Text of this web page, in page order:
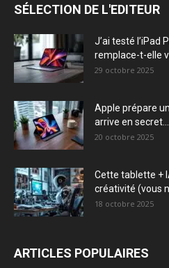
SÉLECTION DE L'EDITEUR
J’ai testé l’iPad
remplace-t-elle
29 octobre 2025
Apple prépare
arrive en secret...
20 octobre 2025
Cette tablette +
créativité (vous
18 octobre 2025
ARTICLES POPULAIRES